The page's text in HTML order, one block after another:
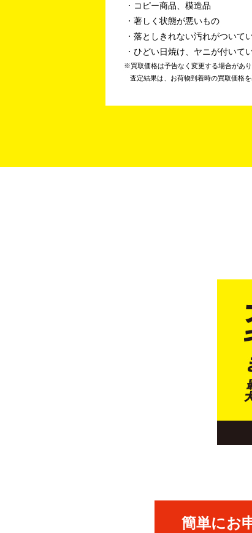
コピー商品、模造品
著しく状態が悪いもの
落としきれない汚れがついて
ひどい日焼け、ヤニが付いて
買取価格は予告なく変更する場合があ
査定結果は、お荷物到着時の買取価格
簡単にお